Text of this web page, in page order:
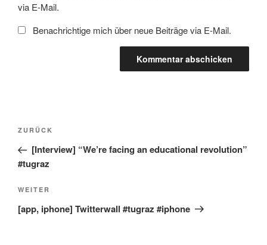
via E-Mail.
Benachrichtige mich über neue Beiträge via E-Mail.
Beitragsnavigation
Vorheriger
Beitrag
ZURÜCK
[Interview] “We’re facing an educational revolution”
#tugraz
Nächster
Beitrag
WEITER
[app, iphone] Twitterwall #tugraz #iphone